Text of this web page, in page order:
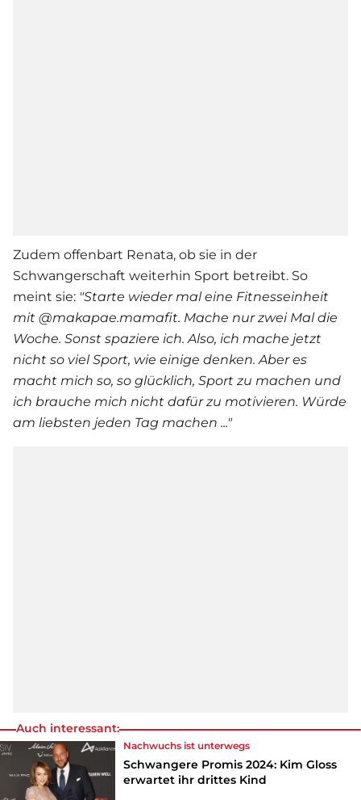
Zudem offenbart Renata, ob sie in der
Schwangerschaft weiterhin Sport betreibt. So
meint sie: "Starte wieder mal eine Fitnesseinheit
mit @makapae.mamafit. Mache nur zwei Mal die
Woche. Sonst spaziere ich. Also, ich mache jetzt
nicht so viel Sport, wie einige denken. Aber es
macht mich so, so glücklich, Sport zu machen und
ich brauche mich nicht dafür zu motivieren. Würde
am liebsten jeden Tag machen ..."
Auch interessant:
Nachwuchs ist unterwegs
Schwangere Promis 2024: Kim Gloss
erwartet ihr drittes Kind